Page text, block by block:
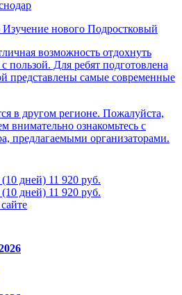
Изучение нового Подростковый
возможность отдохнуть
пользой. Для ребят подготовлена
представлены самые современные
в другом регионе. Пожалуйста,
внимательно ознакомьтесь с
предлагаемыми организаторами.
(10 дней) 11 920 руб.
(10 дней) 11 920 руб.